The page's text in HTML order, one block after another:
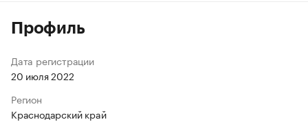
Профиль
Дата регистрации
20 июля 2022
Регион
Краснодарский край